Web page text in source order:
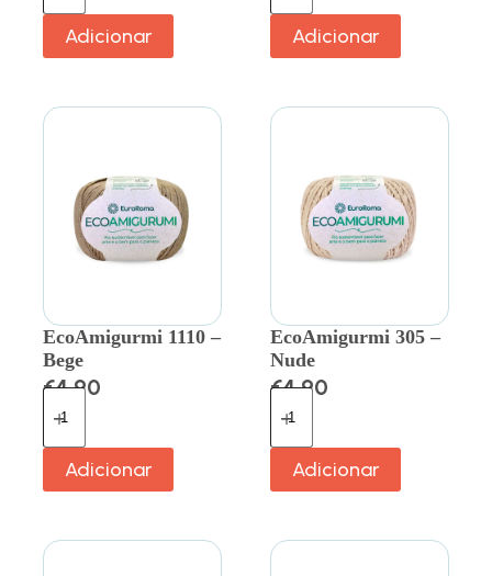
Adicionar Adicionar
EcoAmigurmi 1110 –
Bege
€4.90
Adicionar
EcoAmigurmi 305 –
Nude
€4.90
Adicionar